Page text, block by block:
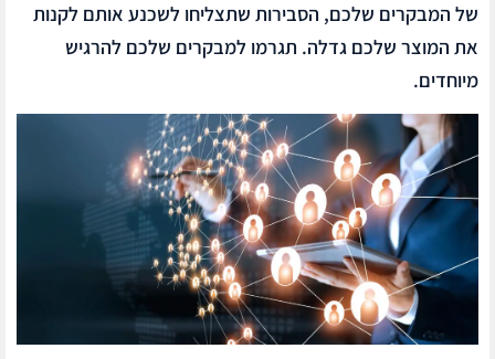
של המבקרים שלכם, הסבירות שתצליחו לשכנע אותם לקנות
את המוצר שלכם גדלה. תגרמו למבקרים שלכם להרגיש
מיוחדים.